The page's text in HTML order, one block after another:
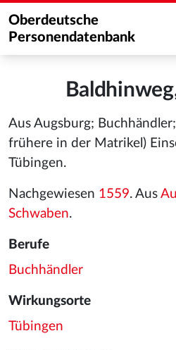
Oberdeutsche
Personendatenbank
Aus Augsburg;
frühere in der Matrikel)
Tübingen.
Nachgewiesen 1559. Aus
Schwaben.
Berufe
Buchhändler
Wirkungsorte
Tübingen